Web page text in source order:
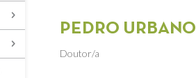
PEDRO URBANO
Doutor/a